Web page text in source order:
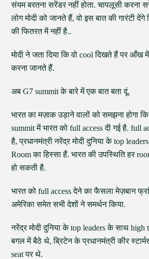
संयम बरतना सरेंडर नहीं होता. चापलूसी करना
लोग मोदी को जानते हैं, वो इस बात की गारंटी देंगे
की फितरत में नहीं है..
मोदी ने जता दिया कि वो cool दिखते हैं पर
करना जानते हैं.
अब G7 summit के बारे में एक बात बता दूं.
भारत का मज़ाक उड़ाने वालों को समझना होगा
summit में भारत को full access दी गई है. full
है, प्रधानमंत्री नरेंद्र मोदी दुनिया के top
Room का हिस्सा हैं. भारत की उपस्थिति हर
हो सकती है.
भारत को full access देने का फैसला मेज़बान
अमेरिका समेत सभी देशों ने समर्थन किया.
नरेंद्र मोदी दुनिया के top leaders के साथ
बगल में बैठे थे, ब्रिटेन के प्रधानमंत्री कीर
seat पर थे.